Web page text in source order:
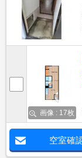
画像 : 17枚
空室確